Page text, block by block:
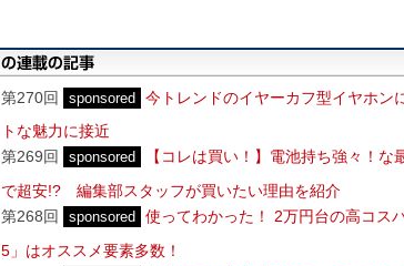
第270回 sponsored 今トレンドのイヤーカフ型イヤホン
トな魅力に接近
第269回
sponsored
【コレは買い！】電池持ち強々！
で超安!? 編集部スタッフが買いたい理由を紹介
第268回
sponsored
使ってわかった！ 2万円台の高コス
5」はオススメ要素多数！